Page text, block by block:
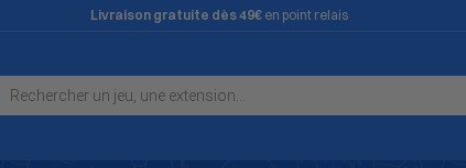
Livraison gratuite dès 49€ en point relais